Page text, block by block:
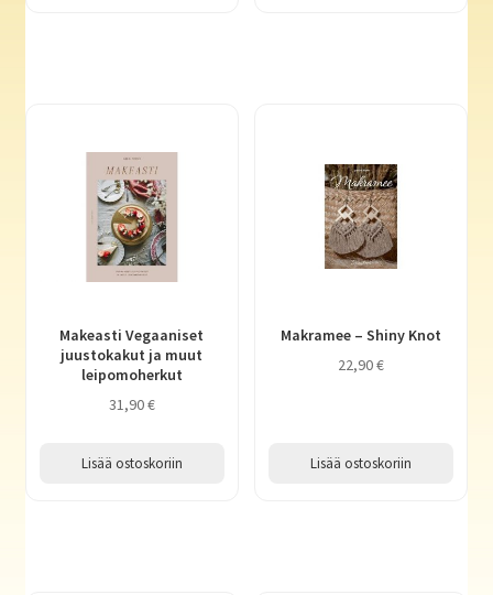
Makeasti Vegaaniset
juustokakut ja muut
leipomoherkut
31,90€
Lisää ostoskoriin
Makramee – Shiny Knot
22,90€
Lisää ostoskoriin